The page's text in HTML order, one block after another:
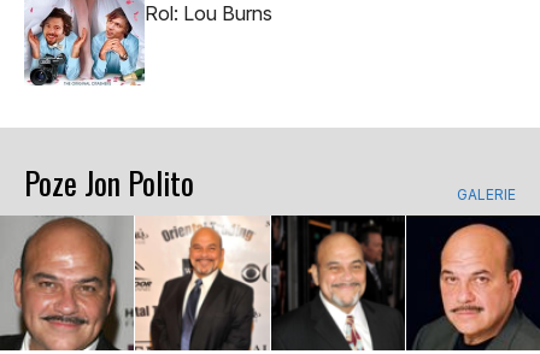
Rol: Lou Burns
Poze Jon Polito GALERIE